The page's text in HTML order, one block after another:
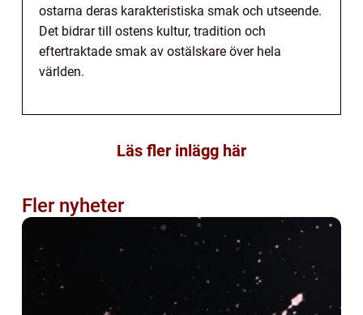
ostarna deras karakteristiska smak och utseende.
Det bidrar till ostens kultur, tradition och
eftertraktade smak av ostälskare över hela
världen.
Läs fler inlägg här
Fler nyheter